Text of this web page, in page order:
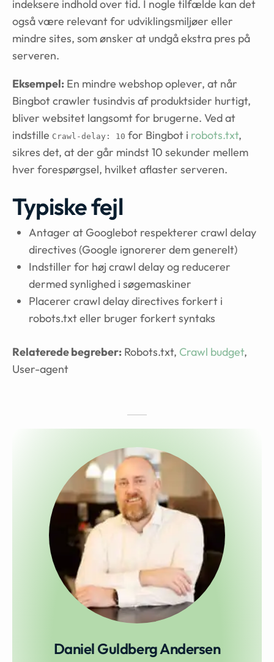
indeksere indhold over tid. I nogle tilfælde kan det
også være relevant for udviklingsmiljøer eller
mindre sites, som ønsker at undgå ekstra pres på
serveren.
Eksempel: En mindre webshop oplever, at når
Bingbot crawler tusindvis af produktsider hurtigt,
bliver websitet langsomt for brugerne. Ved at
indstille Crawl-delay: 10 for Bingbot i robots.txt,
sikres det, at der går mindst 10 sekunder mellem
hver forespørgsel, hvilket aflaster serveren.
Typiske fejl
Antager at Googlebot respekterer crawl delay
directives (Google ignorerer dem generelt)
Indstiller for høj crawl delay og reducerer
dermed synlighed i søgemaskiner
Placerer crawl delay directives forkert i
robots.txt eller bruger forkert syntaks
Relaterede begreber: Robots.txt, Crawl budget,
User-agent
Daniel Guldberg Andersen